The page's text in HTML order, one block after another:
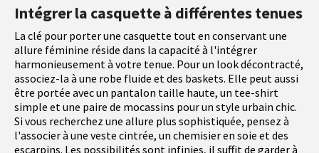
Intégrer la casquette à différentes tenues
La clé pour porter une casquette tout en conservant une
allure féminine réside dans la capacité à l'intégrer
harmonieusement à votre tenue. Pour un look décontracté,
associez-la à une robe fluide et des baskets. Elle peut aussi
être portée avec un pantalon taille haute, un tee-shirt
simple et une paire de mocassins pour un style urbain chic.
Si vous recherchez une allure plus sophistiquée, pensez à
l'associer à une veste cintrée, un chemisier en soie et des
escarpins. Les possibilités sont infinies, il suffit de garder à